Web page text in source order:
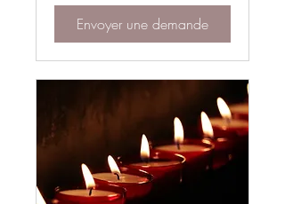
Envoyer une demande